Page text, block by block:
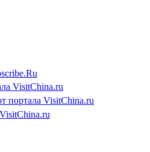
VisitChina.ru
портала VisitChina.ru